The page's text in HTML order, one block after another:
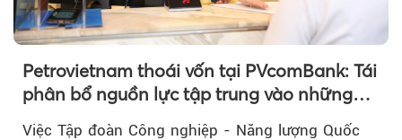
Petrovietnam thoái vốn tại PVcomBank: Tái
phân bổ nguồn lực tập trung vào những
Việc Tập đoàn Công nghiệp - Năng lượng Quốc